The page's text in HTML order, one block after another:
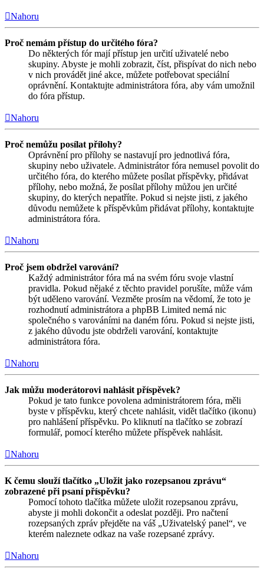
Nahoru
Proč nemám přístup do určitého fóra?
Do některých fór mají přístup jen určití uživatelé nebo
skupiny. Abyste je mohli zobrazit, číst, přispívat do nich nebo
v nich provádět jiné akce, můžete potřebovat speciální
oprávnění. Kontaktujte administrátora fóra, aby vám umožnil
do fóra přístup.
Nahoru
Proč nemůžu posílat přílohy?
Oprávnění pro přílohy se nastavují pro jednotlivá fóra,
skupiny nebo uživatele. Administrátor fóra nemusel povolit do
určitého fóra, do kterého můžete posílat příspěvky, přidávat
přílohy, nebo možná, že posílat přílohy můžou jen určité
skupiny, do kterých nepatříte. Pokud si nejste jisti, z jakého
důvodu nemůžete k příspěvkům přidávat přílohy, kontaktujte
administrátora fóra.
Nahoru
Proč jsem obdržel varování?
Každý administrátor fóra má na svém fóru svoje vlastní
pravidla. Pokud nějaké z těchto pravidel porušíte, může vám
být uděleno varování. Vezměte prosím na vědomí, že toto je
rozhodnutí administrátora a phpBB Limited nemá nic
společného s varováními na daném fóru. Pokud si nejste jisti,
z jakého důvodu jste obdrželi varování, kontaktujte
administrátora fóra.
Nahoru
Jak můžu moderátorovi nahlásit příspěvek?
Pokud je tato funkce povolena administrátorem fóra, měli
byste v příspěvku, který chcete nahlásit, vidět tlačítko (ikonu)
pro nahlášení příspěvku. Po kliknutí na tlačítko se zobrazí
formulář, pomocí kterého můžete příspěvek nahlásit.
Nahoru
K čemu slouží tlačítko „Uložit jako rozepsanou zprávu“
zobrazené při psaní příspěvku?
Pomocí tohoto tlačítka můžete uložit rozepsanou zprávu,
abyste ji mohli dokončit a odeslat později. Pro načtení
rozepsaných zpráv přejděte na váš „Uživatelský panel“, ve
kterém naleznete odkaz na vaše rozepsané zprávy.
Nahoru